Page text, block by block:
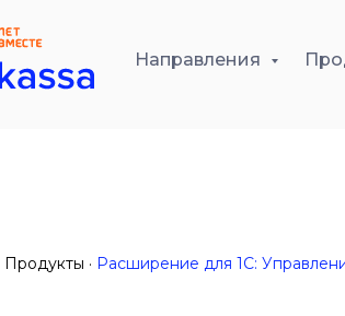
Направления
Продукты · Расширение для 1С: